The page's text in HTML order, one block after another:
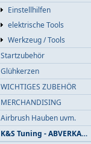
Einstellhilfen
elektrische Tools
Werkzeug / Tools
Startzubehör
Glühkerzen
WICHTIGES ZUBEHÖR
MERCHANDISING
Airbrush Hauben uvm.
K&S Tuning - ABVERKAUF